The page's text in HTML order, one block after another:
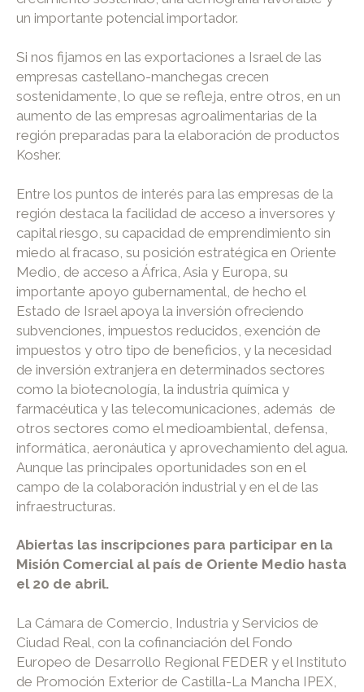
un importante potencial importador.
Si nos fijamos en las exportaciones a Israel de las
empresas castellano-manchegas crecen
sostenidamente, lo que se refleja, entre otros, en un
aumento de las empresas agroalimentarias de la
región preparadas para la elaboración de productos
Kosher.
Entre los puntos de interés para las empresas de la
región destaca la facilidad de acceso a inversores y
capital riesgo, su capacidad de emprendimiento sin
miedo al fracaso, su posición estratégica en Oriente
Medio, de acceso a África, Asia y Europa, su
importante apoyo gubernamental, de hecho el
Estado de Israel apoya la inversión ofreciendo
subvenciones, impuestos reducidos, exención de
impuestos y otro tipo de beneficios, y la necesidad
de inversión extranjera en determinados sectores
como la biotecnología, la industria química y
farmacéutica y las telecomunicaciones, además de
otros sectores como el medioambiental, defensa,
informática, aeronáutica y aprovechamiento del agua.
Aunque las principales oportunidades son en el
campo de la colaboración industrial y en el de las
infraestructuras.
Abiertas las inscripciones para participar en la
Misión Comercial al país de Oriente Medio hasta
el 20 de abril.
La Cámara de Comercio, Industria y Servicios de
Ciudad Real, con la cofinanciación del Fondo
Europeo de Desarrollo Regional FEDER y el Instituto
de Promoción Exterior de Castilla-La Mancha IPEX,